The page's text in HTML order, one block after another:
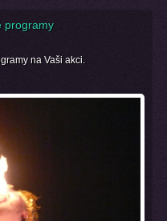
programy
na Vaši akci.